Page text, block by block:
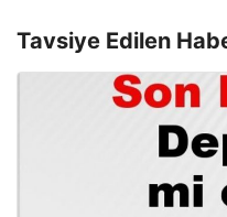
Tavsiye Edilen